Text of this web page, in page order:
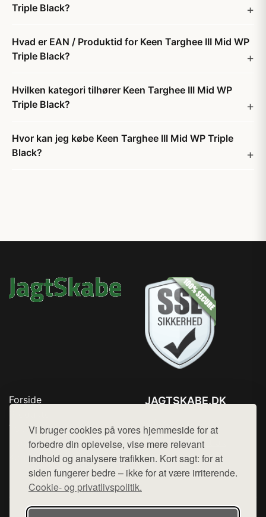
Vi bruger cookies på vores hjemmeside for at
forbedre din oplevelse, vise mere relevant
indhold og analysere trafikken. Kort sagt: for at
siden fungerer bedre – ikke for at være irriterende.
Cookie- og privatlivspolitik.
Triple Black?
Hvad er EAN / Produktid for Keen Targhee III Mid WP
Triple Black?
Hvilken kategori tilhører Keen Targhee III Mid WP
Triple Black?
Hvor kan jeg købe Keen Targhee III Mid WP Triple
Black?
Forside
Top Rabatter
Blog
Kontakt
JAGTSKABE.DK
Mail: hej@want.dk
Cookie- og privatlivspolitik